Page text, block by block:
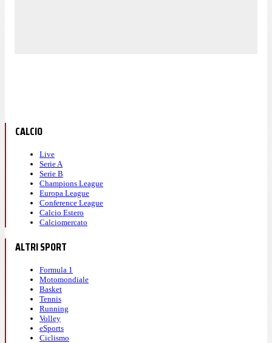
CALCIO
Live
Serie A
Serie B
Champions League
Europa League
Conference League
Calcio Estero
Calciomercato
ALTRI SPORT
Formula 1
Motomondiale
Basket
Tennis
Running
Volley
eSports
Ciclismo